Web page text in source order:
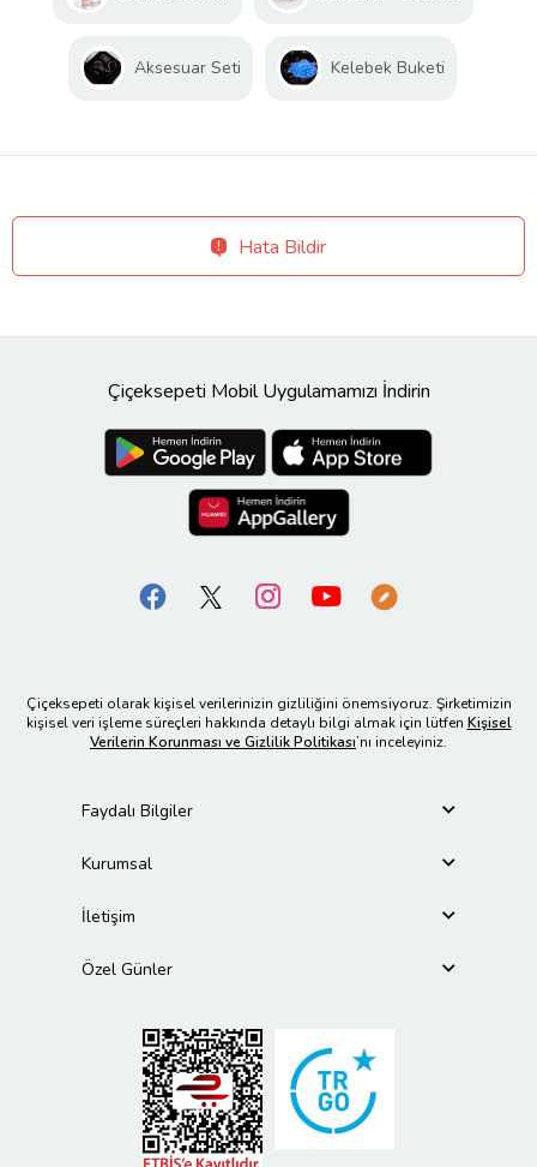
Aksesuar Seti Kelebek Buketi
Hata Bildir
Çiçeksepeti Mobil Uygulamamızı İndirin
Çiçeksepeti olarak kişisel verilerinizin gizliliğini önemsiyoruz. Şirketimizin
kişisel veri işleme süreçleri hakkında detaylı bilgi almak için lütfen Kişisel
Verilerin Korunması ve Gizlilik Politikası’nı inceleyiniz.
Faydalı Bilgiler
Kurumsal
İletişim
Özel Günler